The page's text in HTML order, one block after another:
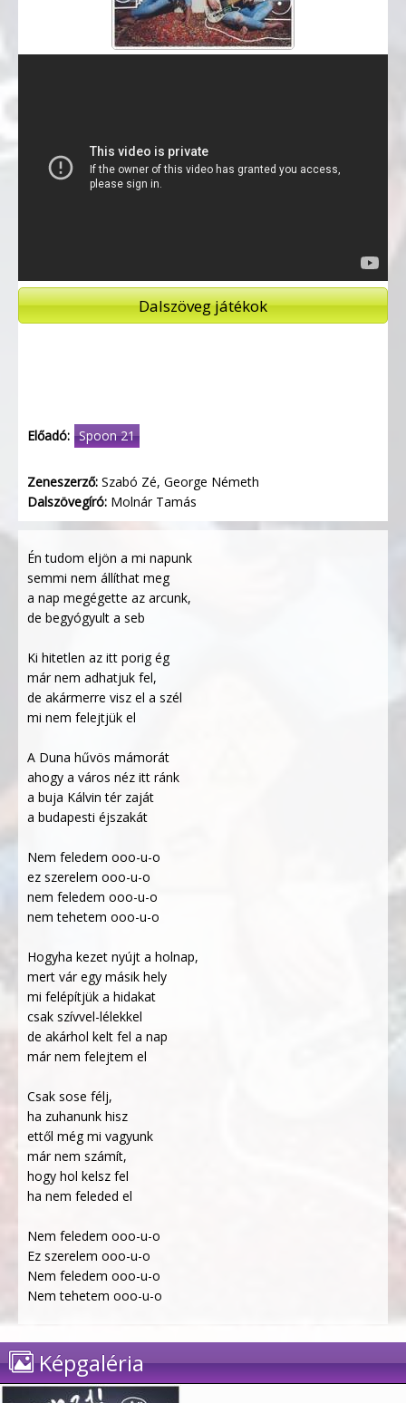
Dalszöveg játékok
Előadó: Spoon 21
Zeneszerző: Szabó Zé, George Németh
Dalszövegíró: Molnár Tamás
Én tudom eljön a mi napunk
semmi nem állíthat meg
a nap megégette az arcunk,
de begyógyult a seb
Ki hitetlen az itt porig ég
már nem adhatjuk fel,
de akármerre visz el a szél
mi nem felejtjük el
A Duna hűvös mámorát
ahogy a város néz itt ránk
a buja Kálvin tér zaját
a budapesti éjszakát
Nem feledem ooo-u-o
ez szerelem ooo-u-o
nem feledem ooo-u-o
nem tehetem ooo-u-o
Hogyha kezet nyújt a holnap,
mert vár egy másik hely
mi felépítjük a hidakat
csak szívvel-lélekkel
de akárhol kelt fel a nap
már nem felejtem el
Csak sose félj,
ha zuhanunk hisz
ettől még mi vagyunk
már nem számít,
hogy hol kelsz fel
ha nem feleded el
Nem feledem ooo-u-o
Ez szerelem ooo-u-o
Nem feledem ooo-u-o
Nem tehetem ooo-u-o
Képgaléria